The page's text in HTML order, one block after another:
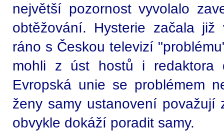
největší pozornost vyvolalo
obtěžování. Hysterie začala
ráno s Českou televizí
mohli z úst hostů i redaktora
Evropská unie se problémem
ženy samy ustanovení považují
obvykle dokáží poradit samy.